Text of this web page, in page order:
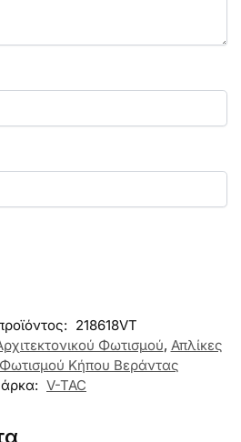
218618VT
Φωτισμού, Απλίκες
Φωτισμού Κήπου Βεράντας
V-TAC